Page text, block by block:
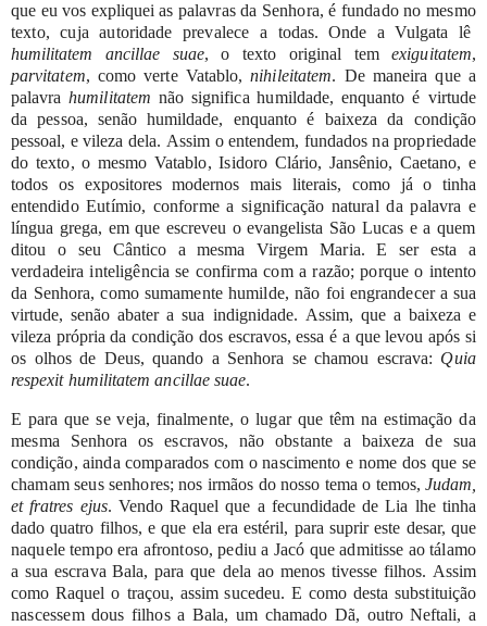
que eu vos expliqueias palavras da Senhora, é fundado no mesmo
texto,
cuja autoridade prevalece a todas. Onde a Vulgata
lê
humilitatem
ancillae suae, o texto original temexiguitatem,
parvitatem, como verte Vatablo,nihileitatem. Demaneiraquea
palavra humilitatem não significa humildade, enquantoé virtude
da pessoa, senão humildade, enquanto é baixeza da
condição
pessoal, e vileza dela. Assim o entendem, fundadosna propriedade
do texto,o mesmo Vatablo,Isidoro Clário, Jansênio, Caetano, e
todos os expositores modernos mais literais, como já o tinha
entendido Eutímio, conforme a significação natural da palavra e
língua grega, em que escreveu o evangelista São Lucas e a quem
ditou
o seu Cântico a mesma Virgem Maria. E ser esta
a
verdadeira inteligência se confirma com a razão; porque o intento
da Senhora, como sumamente humilde, não foi engrandecer a sua
virtude, senão abater a sua indignidade. Assim, que a baixeza e
vileza própria da condição dos escravos, essa é a que levou após si
os olhos de Deus, quando a Senhora sechamou escrava: Quia
respexit humilitatem ancillae suae.
E para que seveja, finalmente, o lugar que têm na estimaçãoda
mesma
Senhora os escravos, não obstante a baixezadesua
condição, ainda comparados com o nascimento e nome dos que se
chamam seus senhores; nos irmãos do nosso tema o temos, Judam,
et fratres ejus. Vendo Raquel que a fecundidade de Lia lhe tinha
dado quatro filhos, e que ela era estéril, para suprir este desar, que
naquele tempo era afrontoso, pediu a Jacó que admitisse ao tálamo
a sua escrava Bala, para que dela ao menos tivesse filhos. Assim
como Raquel o traçou, assimsucedeu. E como desta substituição
nascessemdous filhos a Bala, um chamado Dã, outro Neftali, a